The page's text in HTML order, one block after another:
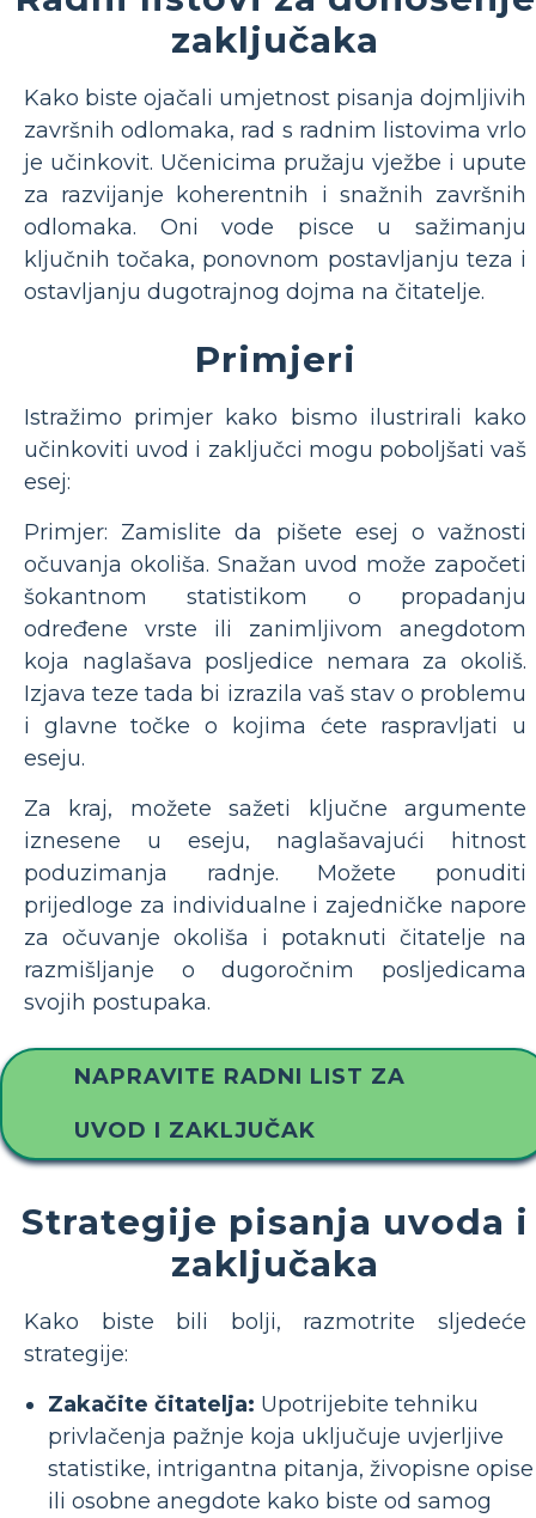
zaključaka
Kako biste ojačali umjetnost pisanja dojmljivih
završnih odlomaka, rad s radnim listovima vrlo
je učinkovit. Učenicima pružaju vježbe i upute
za razvijanje koherentnih i snažnih završnih
odlomaka. Oni vode pisce u sažimanju
ključnih točaka, ponovnom postavljanju teza i
ostavljanju dugotrajnog dojma na čitatelje.
Primjeri
Istražimo primjer kako bismo ilustrirali kako
učinkoviti uvod i zaključci mogu poboljšati vaš
esej:
Primjer: Zamislite da pišete esej o važnosti
očuvanja okoliša. Snažan uvod može započeti
šokantnom statistikom o propadanju
određene vrste ili zanimljivom anegdotom
koja naglašava posljedice nemara za okoliš.
Izjava teze tada bi izrazila vaš stav o problemu
i glavne točke o kojima ćete raspravljati u
eseju.
Za kraj, možete sažeti ključne argumente
iznesene u eseju, naglašavajući hitnost
poduzimanja radnje. Možete ponuditi
prijedloge za individualne i zajedničke napore
za očuvanje okoliša i potaknuti čitatelje na
razmišljanje o dugoročnim posljedicama
svojih postupaka.
NAPRAVITE RADNI LIST ZA
UVOD I ZAKLJUČAK
Strategije pisanja uvoda i
zaključaka
Kako biste bili bolji, razmotrite sljedeće
strategije:
Zakačite čitatelja: Upotrijebite tehniku ​​
privlačenja pažnje koja uključuje uvjerljive
statistike, intrigantna pitanja, živopisne opise
ili osobne anegdote kako biste od samog